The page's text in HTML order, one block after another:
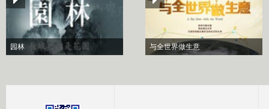
园林 与全世界做生意